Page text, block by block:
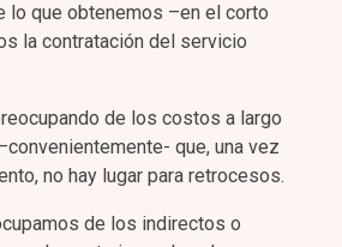
lo que obtenemos –en el corto
la contratación del servicio
de los costos a largo
que, una vez
no hay lugar para retrocesos.
de los indirectos o